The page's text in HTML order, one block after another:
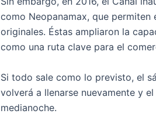
como Neopanamax, que permiten
originales. Éstas ampliaron la
como una ruta clave para el
Si todo sale como lo previsto, el
volverá a llenarse nuevamente y
medianoche.